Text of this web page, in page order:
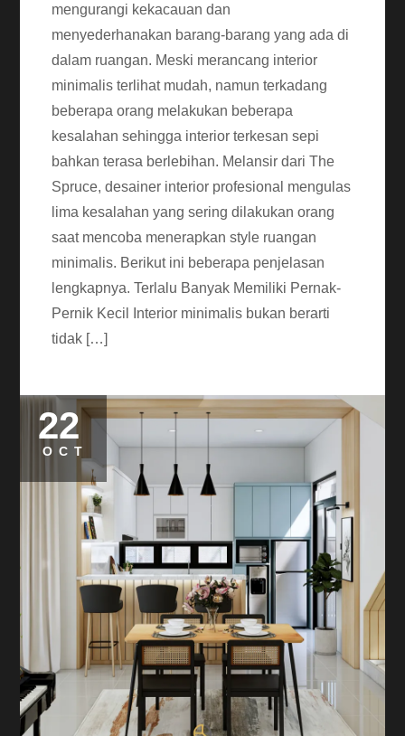
mengurangi kekacauan dan
menyederhanakan barang-barang yang ada di
dalam ruangan. Meski merancang interior
minimalis terlihat mudah, namun terkadang
beberapa orang melakukan beberapa
kesalahan sehingga interior terkesan sepi
bahkan terasa berlebihan. Melansir dari The
Spruce, desainer interior profesional mengulas
lima kesalahan yang sering dilakukan orang
saat mencoba menerapkan style ruangan
minimalis. Berikut ini beberapa penjelasan
lengkapnya. Terlalu Banyak Memiliki Pernak-
Pernik Kecil Interior minimalis bukan berarti
tidak […]
22
OCT